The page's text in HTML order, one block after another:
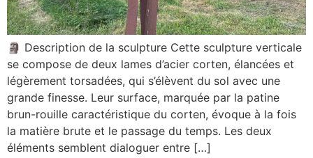
🗿 Description de la sculpture Cette sculpture verticale
se compose de deux lames d’acier corten, élancées et
légèrement torsadées, qui s’élèvent du sol avec une
grande finesse. Leur surface, marquée par la patine
brun-rouille caractéristique du corten, évoque à la fois
la matière brute et le passage du temps. Les deux
éléments semblent dialoguer entre […]